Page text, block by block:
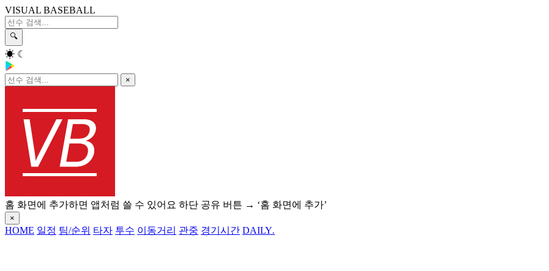
VISUAL BASEBALL
🔍
☀ ☾
×
홈 화면에 추가하면 앱처럼 쓸 수 있어요 하단 공유 버튼 → ‘홈 화면에 추가’
×
HOME 일정 팀/순위 타자 투수 이동거리 관중 경기시간 DAILY.